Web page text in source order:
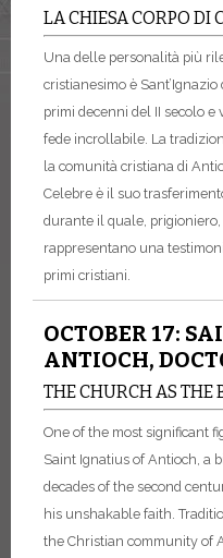
LA CHIESA CORPO DI
Una delle personalità più
cristianesimo è
primi decenni del II secolo
fede incrollabile. La
la comunità cristiana di
Celebre è il suo
durante il quale,
rappresentano una
primi cristiani.
OCTOBER 17:
ANTIOCH,
THE CHURCH AS THE
One of the most significant
Saint Ignatius of Antioch, a
decades of the second
his unshakable faith.
the Christian community of